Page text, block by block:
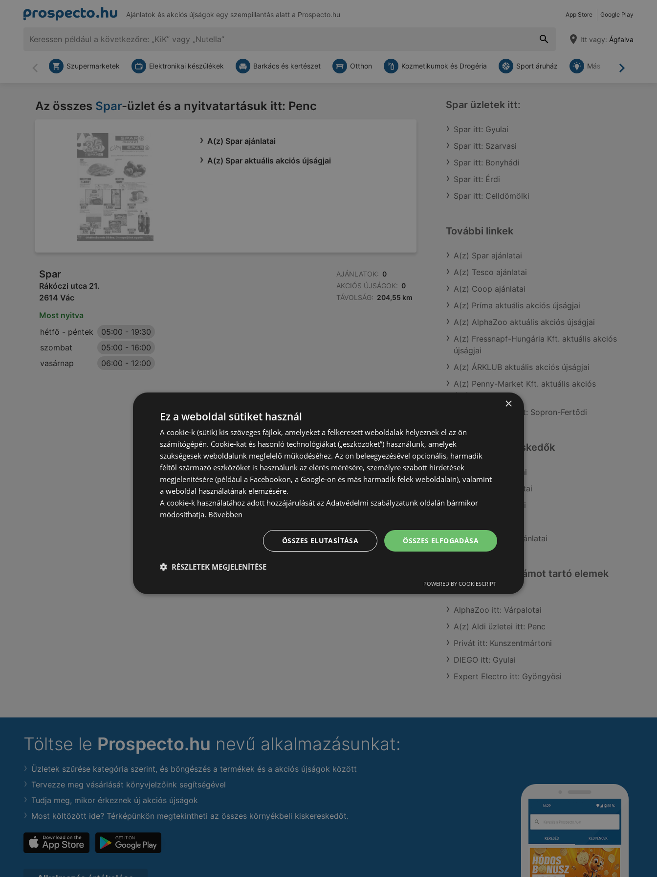
Ajánlatok és akciós újságok egy szempillantás alatt a Prospecto.hu App Store Google Play
Itt vagy: Ágfalva
Vissza Tovább
Szupermarketek Elektronikai készülékek Barkács és kertészet Otthon Kozmetikumok és Drogéria Sport áruház Más
Az összes Spar-üzlet és a nyitvatartásuk itt: Penc
A(z) Spar ajánlatai
A(z) Spar aktuális akciós újságjai
Spar
Rákóczi utca 21.
2614 Vác
AJÁNLATOK: 0
AKCIÓS ÚJSÁGOK: 0
TÁVOLSÁG: 204,55 km
Most nyitva
hétfő - péntek
05:00 - 19:30
szombat
05:00 - 16:00
vasárnap
06:00 - 12:00
Spar üzletek itt:
Spar itt: Gyulai
Spar itt: Szarvasi
Spar itt: Bonyhádi
Spar itt: Érdi
Spar itt: Celldömölki
További linkek
A(z) Spar ajánlatai
A(z) Tesco ajánlatai
A(z) Coop ajánlatai
A(z) Príma aktuális akciós újságjai
A(z) AlphaZoo aktuális akciós újságjai
A(z) Fressnapf-Hungária Kft. aktuális akciós
újságjai
A(z) ÁRKLUB aktuális akciós újságjai
A(z) Penny-Market Kft. aktuális akciós
újságjai
A(z) Spar üzletei itt: Sopron-Fertődi
Hasonló kiskereskedők
A(z) Tesco ajánlatai
A(z) Auchan ajánlatai
A(z) Príma ajánlatai
A(z) Coop Tisza ajánlatai
Érdeklődésre számot tartó elemek
itt:
AlphaZoo itt: Várpalotai
A(z) Aldi üzletei itt: Penc
Privát itt: Kunszentmártoni
DIEGO itt: Gyulai
Expert Electro itt: Gyöngyösi
Töltse le Prospecto.hu nevű alkalmazásunkat:
Üzletek szűrése kategória szerint, és böngészés a termékek és a akciós újságok között
Tervezze meg vásárlását könyvjelzőink segítségével
Tudja meg, mikor érkeznek új akciós újságok
Most költözött ide? Térképünkön megtekintheti az összes környékbeli kiskereskedőt.
×
Ez a weboldal sütiket használ
A cookie-k (sütik) kis szöveges fájlok, amelyeket a felkeresett weboldalak helyeznek el az ön
számítógépén. Cookie-kat és hasonló technológiákat („eszközöket”) használunk, amelyek
szükségesek weboldalunk megfelelő működéséhez. Az ön beleegyezésével opcionális, harmadik
féltől származó eszközöket is használunk az elérés mérésére, személyre szabott hirdetések
megjelenítésére (például a Facebookon, a Google-on és más harmadik felek weboldalain), valamint
a weboldal használatának elemzésére.
A cookie-k használatához adott hozzájárulását az Adatvédelmi szabályzatunk oldalán bármikor
módosíthatja. Bővebben
ÖSSZES ELFOGADÁSA
ÖSSZES ELUTASÍTÁSA
RÉSZLETEK MEGJELENÍTÉSE
POWERED BY COOKIESCRIPT